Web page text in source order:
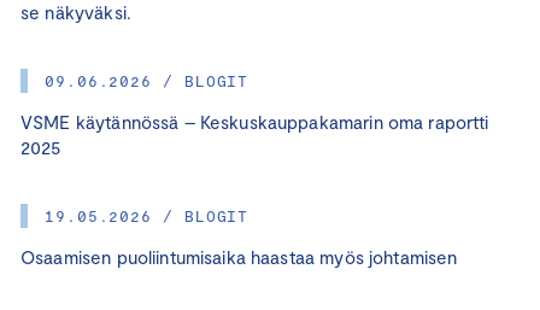
se näkyväksi.
09.06.2026 / BLOGIT
VSME käytännössä – Keskuskauppakamarin oma raportti
2025
19.05.2026 / BLOGIT
Osaamisen puoliintumisaika haastaa myös johtamisen